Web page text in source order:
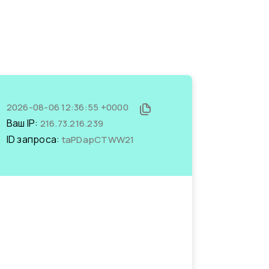
2026-08-06 12:36:55 +0000
Ваш IP: 216.73.216.239
ID запроса: taPDapCTWW21